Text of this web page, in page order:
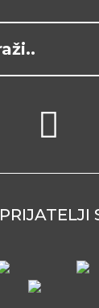
PRIJATELJI